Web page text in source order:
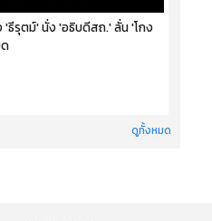
'ธีรุตม์' นั่ง 'อธิบดีสถ.' ลั่น 'โกง
ดูทั้งหมด